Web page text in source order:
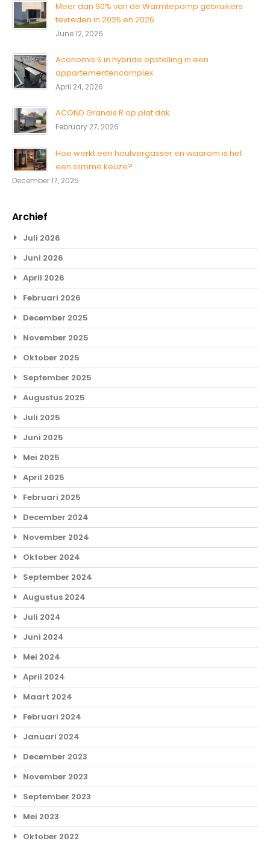
Meer dan 90% van de Warmtepomp gebruikers
tevreden in 2025 en 2026
June 12, 2026
Aconomis S in hybride opstelling in een
appartementencomplex
April 24, 2026
ACOND Grandis R op plat dak
February 27, 2026
Hoe werkt een houtvergasser en waarom is het
een slimme keuze?
December 17, 2025
Archief
Juli 2026
Juni 2026
April 2026
Februari 2026
December 2025
November 2025
Oktober 2025
September 2025
Augustus 2025
Juli 2025
Juni 2025
Mei 2025
April 2025
Februari 2025
December 2024
November 2024
Oktober 2024
September 2024
Augustus 2024
Juli 2024
Juni 2024
Mei 2024
April 2024
Maart 2024
Februari 2024
Januari 2024
December 2023
November 2023
September 2023
Mei 2023
Oktober 2022